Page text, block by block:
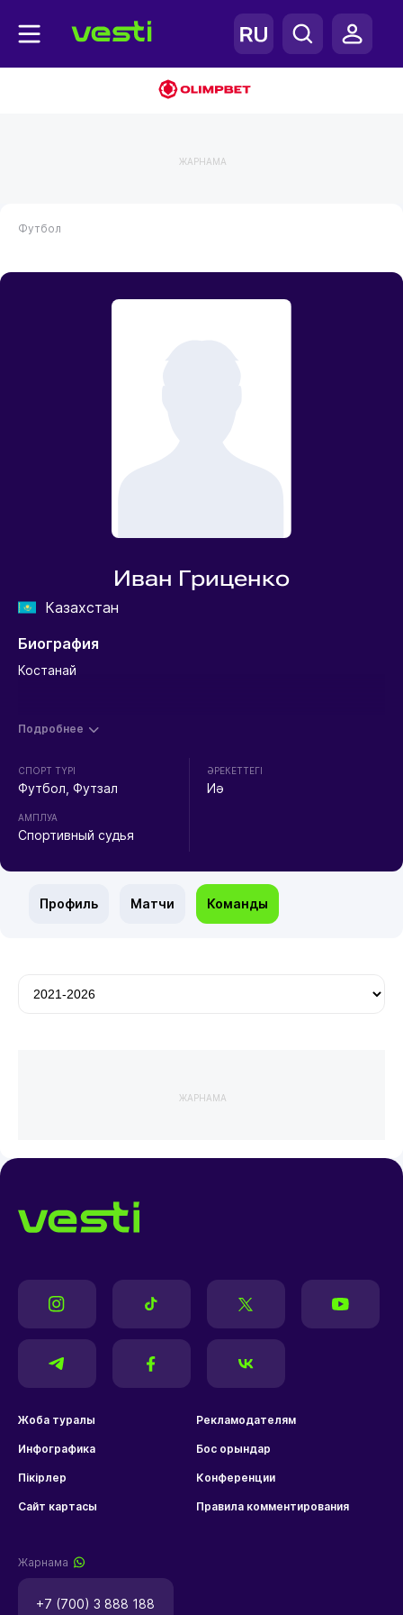
ЖАРНАМА
Футбол
Иван Гриценко
Казахстан
Биография
Костанай
Подробнее
СПОРТ ТҮРІ
Футбол, Футзал
АМПЛУА
Спортивный судья
ӘРЕКЕТТЕГІ
Иә
Профиль Матчи Команды
ЖАРНАМА
Жоба туралы Рекламодателям
Инфографика Бос орындар
Пікірлер Конференции
Сайт картасы Правила комментирования
Жарнама
+7 (700) 3 888 188